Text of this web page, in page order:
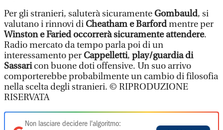
Per gli stranieri, saluterà sicuramenteGombauld, si
valutano i rinnovi di Cheatham e Barfordmentre per
Winston e Faried occorrerà sicuramente attendere.
Radio mercato da tempo parla poi di un
interessamento per Cappelletti, play/guardia di
Sassaricon buone doti offensive. Un suo arrivo
comporterebbe probabilmente un cambio di filosofia
nella scelta degli stranieri. © RIPRODUZIONE
RISERVATA
Non lasciare decidere l'algoritmo: